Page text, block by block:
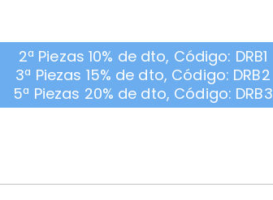
2ª Piezas 10% de dto, Código: DRB1
3ª Piezas 15% de dto, Código: DRB2
5ª Piezas 20% de dto, Código: DRB3